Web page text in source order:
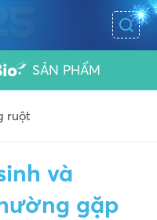
SẢN PHẨM
ruột
và
gặp